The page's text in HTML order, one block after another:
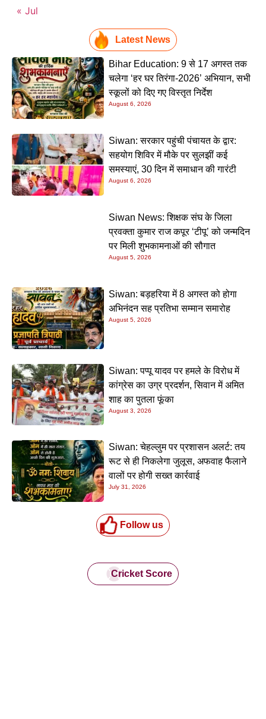
« Jul
Latest News
Bihar Education: 9 से 17 अगस्त तक
चलेगा ‘हर घर तिरंगा-2026’ अभियान, सभी
स्कूलों को दिए गए विस्तृत निर्देश
August 6, 2026
Siwan: सरकार पहुंची पंचायत के द्वार:
सहयोग शिविर में मौके पर सुलझीं कई
समस्याएं, 30 दिन में समाधान की गारंटी
August 6, 2026
Siwan News: शिक्षक संघ के जिला
प्रवक्ता कुमार राज कपूर ‘टीपू’ को जन्मदिन
पर मिली शुभकामनाओं की सौगात
August 5, 2026
Siwan: बड़हरिया में 8 अगस्त को होगा
अभिनंदन सह प्रतिभा सम्मान समारोह
August 5, 2026
Siwan: पप्पू यादव पर हमले के विरोध में
कांग्रेस का उग्र प्रदर्शन, सिवान में अमित
शाह का पुतला फूंका
August 3, 2026
Siwan: चेहल्लुम पर प्रशासन अलर्ट: तय
रूट से ही निकलेगा जुलूस, अफवाह फैलाने
वालों पर होगी सख्त कार्रवाई
July 31, 2026
Follow us
Cricket Score